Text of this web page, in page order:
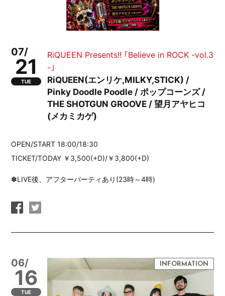
07/
21
TUE
RiQUEEN Presents!! ｢Believe in ROCK -vol.3
-｣
RiQUEEN(エンリケ,MILKY,STICK) /
Pinky Doodle Poodle / ポップコーンズ /
THE SHOTGUN GROOVE / 望月アヤヒコ
(メカミカゲ)
OPEN/START 18:00/18:30
TICKET/TODAY ￥3,500(+D)/￥3,800(+D)
✽LIVE後、アフターパーティあり(23時～4時)
06/
16
TUE